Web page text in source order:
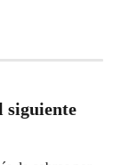
siguiente